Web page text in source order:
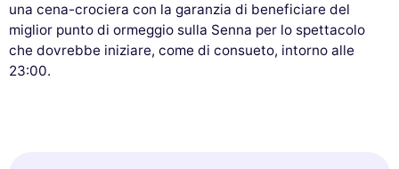
una cena-crociera con la garanzia di beneficiare del
miglior punto di ormeggio sulla Senna per lo spettacolo
che dovrebbe iniziare, come di consueto, intorno alle
23:00.